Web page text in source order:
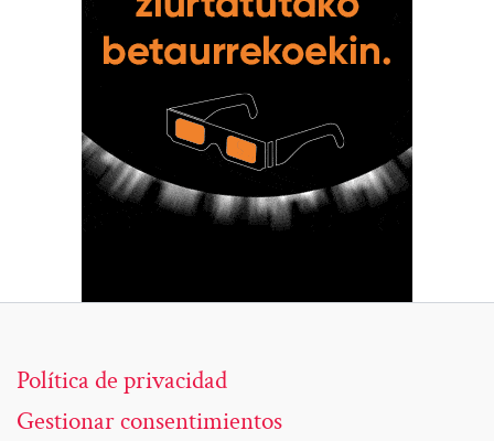
Política de privacidad
Gestionar consentimientos